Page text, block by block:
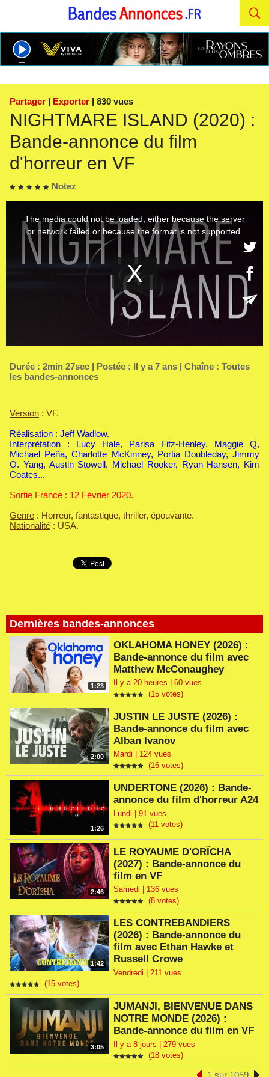
Partager | Exporter | 830 vues
NIGHTMARE ISLAND (2020) :
Bande-annonce du film
d'horreur en VF
Notez
Dernières bandes-annonces
1:23
OKLAHOMA HONEY (2026) :
Bande-annonce du film avec
Matthew McConaughey
Il y a 20 heures | 60 vues
(15 votes)
2:00
JUSTIN LE JUSTE (2026) :
Bande-annonce du film avec
Alban Ivanov
Mardi | 124 vues
(16 votes)
1:26
UNDERTONE (2026) : Bande-
annonce du film d'horreur A24
Lundi | 91 vues
(11 votes)
2:46
LE ROYAUME D'ORÏCHA
(2027) : Bande-annonce du
film en VF
Samedi | 136 vues
(8 votes)
1:42
LES CONTREBANDIERS
(2026) : Bande-annonce du
film avec Ethan Hawke et
Russell Crowe
Vendredi | 211 vues
(15 votes)
3:05
JUMANJI, BIENVENUE DANS
NOTRE MONDE (2026) :
Bande-annonce du film en VF
Il y a 8 jours | 279 vues
(18 votes)
1 sur 1059
Durée : 2min 27sec | Postée : Il y a 7 ans | Chaîne : Toutes
les bandes-annonces
Version : VF.
Réalisation : Jeff Wadlow.
Interprétation : Lucy Hale, Parisa Fitz-Henley, Maggie Q,
Michael Peña, Charlotte McKinney, Portia Doubleday, Jimmy
O. Yang, Austin Stowell, Michael Rooker, Ryan Hansen, Kim
Coates...
Sortie France : 12 Février 2020.
Genre : Horreur, fantastique, thriller, épouvante.
Nationalité : USA.